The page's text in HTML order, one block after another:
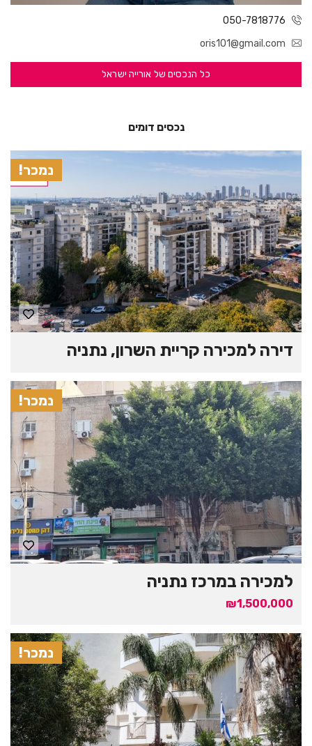
050-7818776
oris101@gmail.com
כל הנכסים של אורייה ישראל
נכסים דומים
נמכר!
דירה למכירה קריית השרון, נתניה
נמכר!
למכירה במרכז נתניה
₪1,500,000
נמכר!